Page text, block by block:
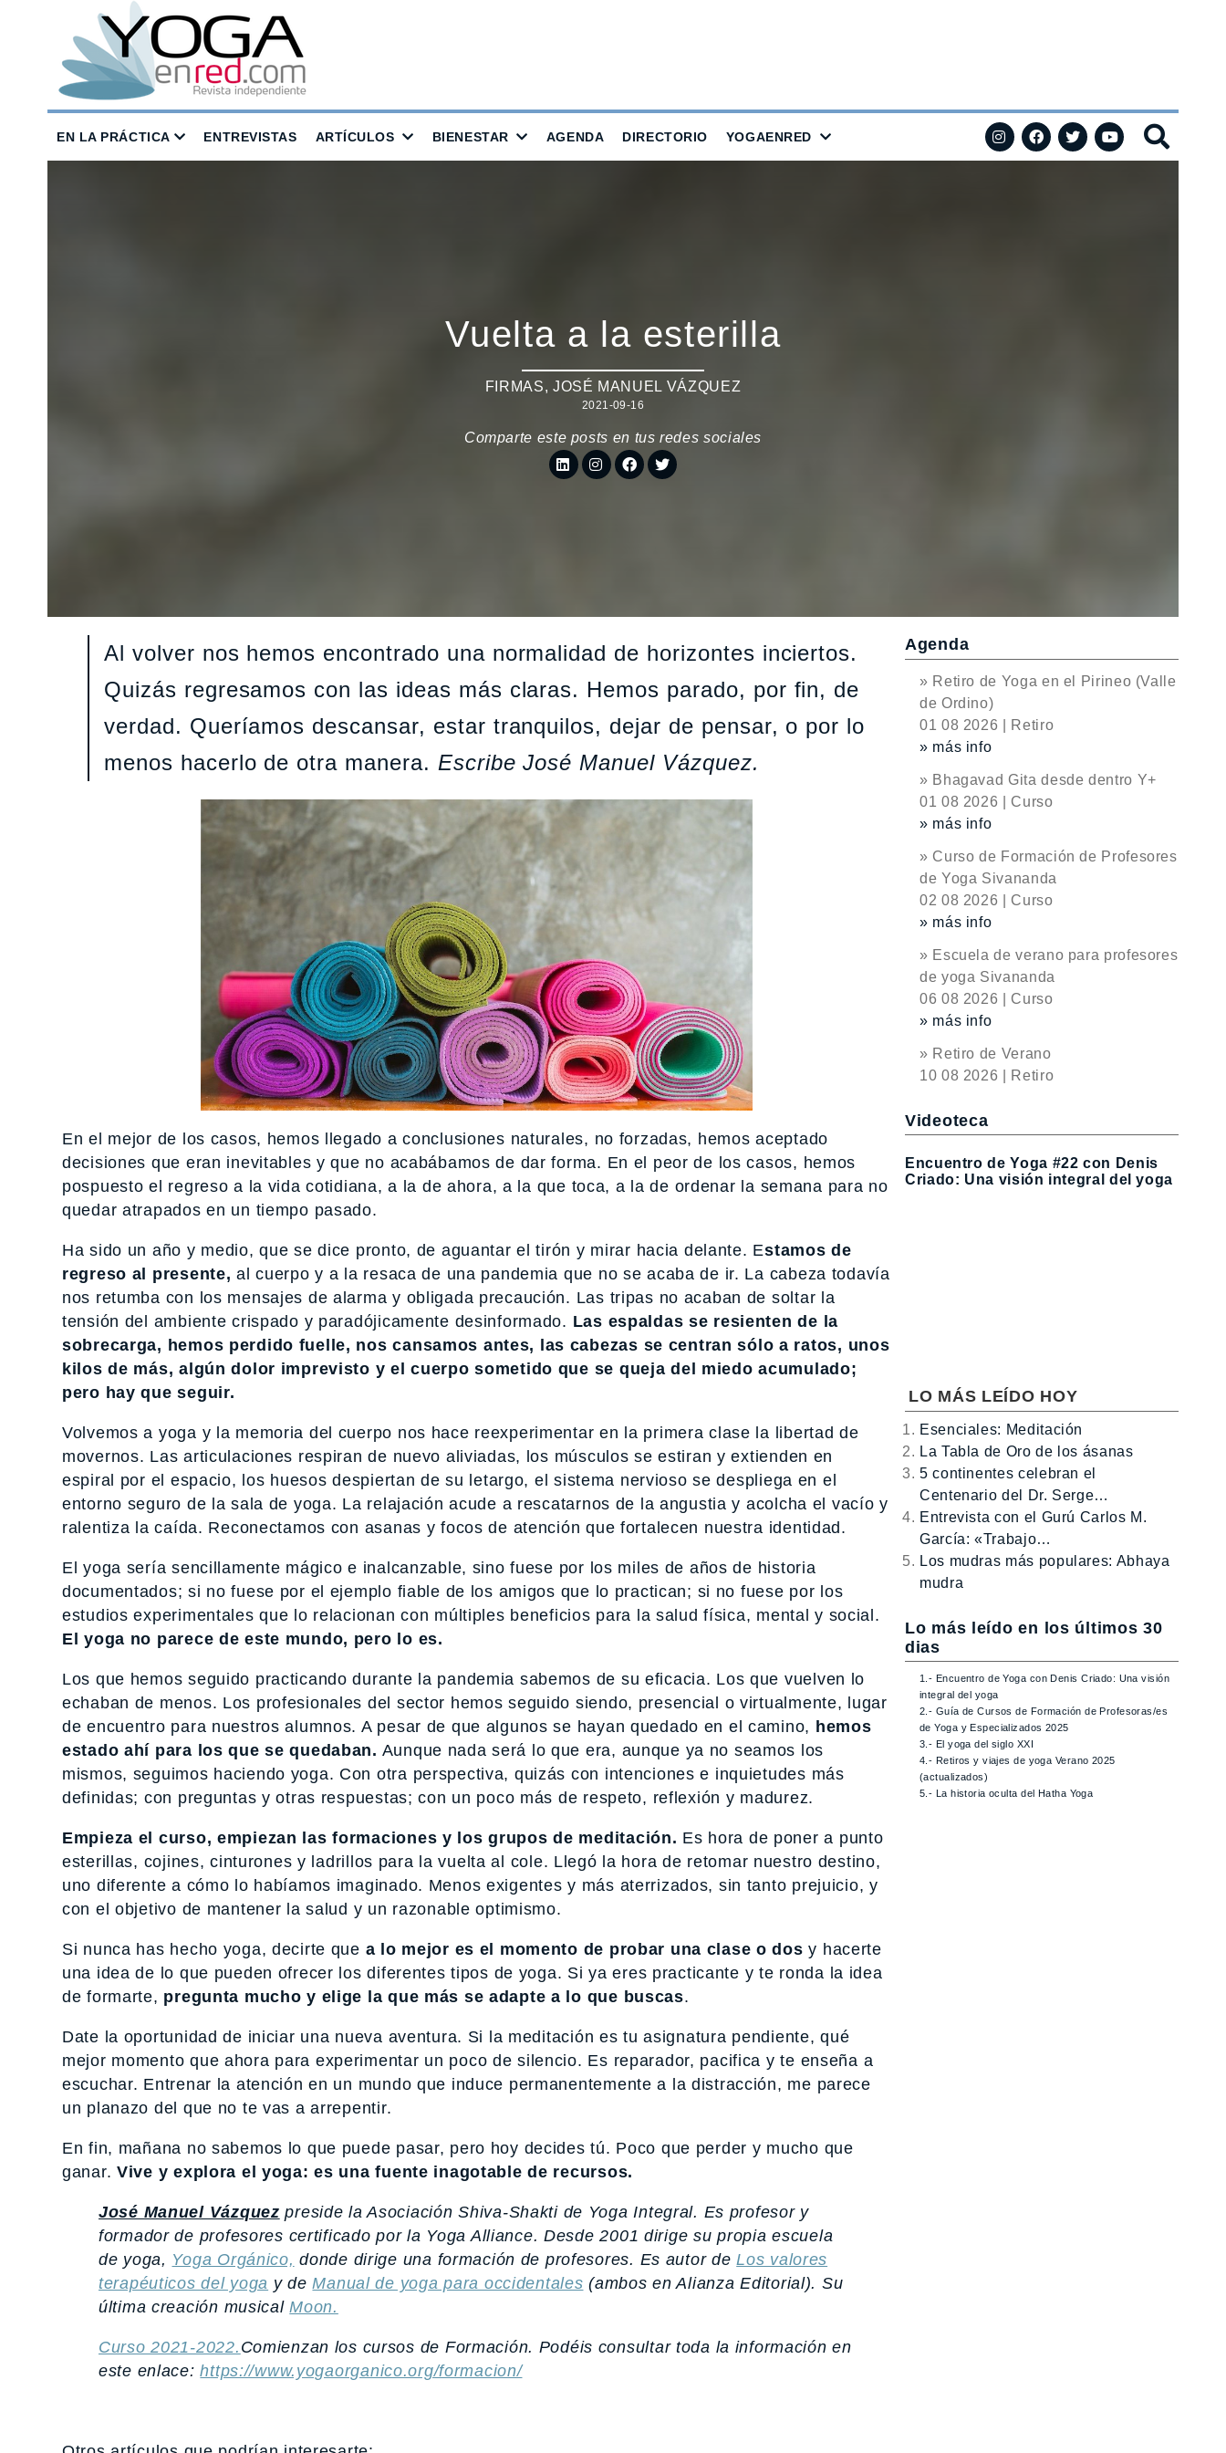
EN LA PRÁCTICA ENTREVISTAS ARTÍCULOS BIENESTAR AGENDA DIRECTORIO YOGAENRED
Vuelta a la esterilla
FIRMAS, JOSÉ MANUEL VÁZQUEZ
2021-09-16
Comparte este posts en tus redes sociales
Al volver nos hemos encontrado una normalidad de horizontes inciertos.
Quizás regresamos con las ideas más claras. Hemos parado, por fin, de
verdad. Queríamos descansar, estar tranquilos, dejar de pensar, o por lo
menos hacerlo de otra manera. Escribe José Manuel Vázquez.
En el mejor de los casos, hemos llegado a conclusiones naturales, no forzadas, hemos aceptado
decisiones que eran inevitables y que no acabábamos de dar forma. En el peor de los casos, hemos
pospuesto el regreso a la vida cotidiana, a la de ahora, a la que toca, a la de ordenar la semana para no
quedar atrapados en un tiempo pasado.
Ha sido un año y medio, que se dice pronto, de aguantar el tirón y mirar hacia delante. Estamos de
regreso al presente, al cuerpo y a la resaca de una pandemia que no se acaba de ir. La cabeza todavía
nos retumba con los mensajes de alarma y obligada precaución. Las tripas no acaban de soltar la
tensión del ambiente crispado y paradójicamente desinformado. Las espaldas se resienten de la
sobrecarga, hemos perdido fuelle, nos cansamos antes, las cabezas se centran sólo a ratos, unos
kilos de más, algún dolor imprevisto y el cuerpo sometido que se queja del miedo acumulado;
pero hay que seguir.
Volvemos a yoga y la memoria del cuerpo nos hace reexperimentar en la primera clase la libertad de
movernos. Las articulaciones respiran de nuevo aliviadas, los músculos se estiran y extienden en
espiral por el espacio, los huesos despiertan de su letargo, el sistema nervioso se despliega en el
entorno seguro de la sala de yoga. La relajación acude a rescatarnos de la angustia y acolcha el vacío y
ralentiza la caída. Reconectamos con asanas y focos de atención que fortalecen nuestra identidad.
El yoga sería sencillamente mágico e inalcanzable, sino fuese por los miles de años de historia
documentados; si no fuese por el ejemplo fiable de los amigos que lo practican; si no fuese por los
estudios experimentales que lo relacionan con múltiples beneficios para la salud física, mental y social.
El yoga no parece de este mundo, pero lo es.
Los que hemos seguido practicando durante la pandemia sabemos de su eficacia. Los que vuelven lo
echaban de menos. Los profesionales del sector hemos seguido siendo, presencial o virtualmente, lugar
de encuentro para nuestros alumnos. A pesar de que algunos se hayan quedado en el camino, hemos
estado ahí para los que se quedaban. Aunque nada será lo que era, aunque ya no seamos los
mismos, seguimos haciendo yoga. Con otra perspectiva, quizás con intenciones e inquietudes más
definidas; con preguntas y otras respuestas; con un poco más de respeto, reflexión y madurez.
Empieza el curso, empiezan las formaciones y los grupos de meditación. Es hora de poner a punto
esterillas, cojines, cinturones y ladrillos para la vuelta al cole. Llegó la hora de retomar nuestro destino,
uno diferente a cómo lo habíamos imaginado. Menos exigentes y más aterrizados, sin tanto prejuicio, y
con el objetivo de mantener la salud y un razonable optimismo.
Si nunca has hecho yoga, decirte que a lo mejor es el momento de probar una clase o dos y hacerte
una idea de lo que pueden ofrecer los diferentes tipos de yoga. Si ya eres practicante y te ronda la idea
de formarte, pregunta mucho y elige la que más se adapte a lo que buscas.
Date la oportunidad de iniciar una nueva aventura. Si la meditación es tu asignatura pendiente, qué
mejor momento que ahora para experimentar un poco de silencio. Es reparador, pacifica y te enseña a
escuchar. Entrenar la atención en un mundo que induce permanentemente a la distracción, me parece
un planazo del que no te vas a arrepentir.
En fin, mañana no sabemos lo que puede pasar, pero hoy decides tú. Poco que perder y mucho que
ganar.Vive y explora el yoga: es una fuente inagotable de recursos.
José Manuel Vázquez preside la Asociación Shiva-Shakti de Yoga Integral. Es profesor y
formador de profesores certificado por la Yoga Alliance. Desde 2001 dirige su propia escuela
de yoga, Yoga Orgánico, donde dirige una formación de profesores. Es autor deLos valores
terapéuticos del yoga y deManual de yoga para occidentales (ambos en Alianza Editorial). Su
última creación musicalMoon.
Curso 2021-2022. Comienzan los cursos de Formación. Podéis consultar toda la información en
este enlace:https://www.yogaorganico.org/formacion/
Agenda
» Retiro de Yoga en el Pirineo (Valle
de Ordino)
01 08 2026 | Retiro
» más info
» Bhagavad Gita desde dentro Y+
01 08 2026 | Curso
» más info
» Curso de Formación de Profesores
de Yoga Sivananda
02 08 2026 | Curso
» más info
» Escuela de verano para profesores
de yoga Sivananda
06 08 2026 | Curso
» más info
» Retiro de Verano
10 08 2026 | Retiro
Videoteca
Encuentro de Yoga #22 con Denis
Criado: Una visión integral del yoga
LO MÁS LEÍDO HOY
Esenciales: Meditación
La Tabla de Oro de los ásanas
5 continentes celebran el
Centenario del Dr. Serge…
Entrevista con el Gurú Carlos M.
García: «Trabajo…
Los mudras más populares: Abhaya
mudra
Lo más leído en los últimos 30
dias
1.- Encuentro de Yoga con Denis Criado: Una visión
integral del yoga
2.- Guía de Cursos de Formación de Profesoras/es
de Yoga y Especializados 2025
3.- El yoga del siglo XXI
4.- Retiros y viajes de yoga Verano 2025
(actualizados)
5.- La historia oculta del Hatha Yoga